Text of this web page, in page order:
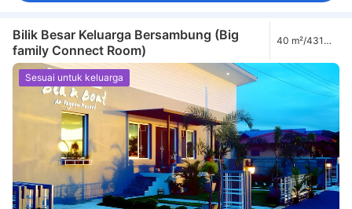
Bilik Besar Keluarga Bersambung (Big
family Connect Room)
40 m²/431
Sesuai untuk keluarga